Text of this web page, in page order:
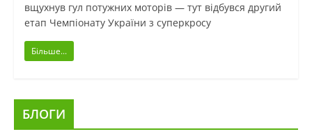
вщухнув гул потужних моторів — тут відбувся другий
етап Чемпіонату України з суперкросу
Більше...
БЛОГИ